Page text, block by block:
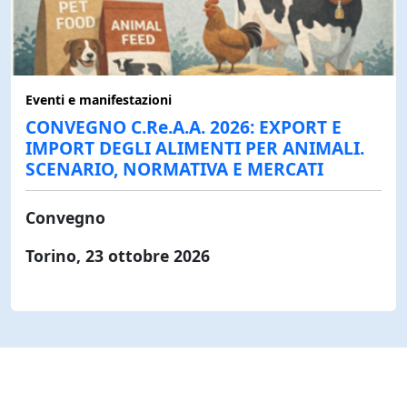
Eventi e manifestazioni
CONVEGNO C.Re.A.A. 2026: EXPORT E
IMPORT DEGLI ALIMENTI PER ANIMALI.
SCENARIO, NORMATIVA E MERCATI
Convegno
Torino, 23 ottobre 2026